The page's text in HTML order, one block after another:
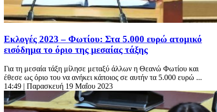
Εκλογές 2023 – Φωτίου: Στα 5.000 ευρώ ατομικό
εισόδημα το όριο της μεσαίας τάξης
Για τη μεσαία τάξη μίλησε μεταξύ άλλων η Θεανώ Φωτίου και
έθεσε ως όριο του να ανήκει κάποιος σε αυτήν τα 5.000 ευρώ ...
14:49 | Παρασκευή 19 Μαΐου 2023